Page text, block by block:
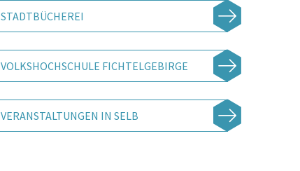
STADTBÜCHEREI
VOLKSHOCHSCHULE FICHTELGEBIRGE
VERANSTALTUNGEN IN SELB